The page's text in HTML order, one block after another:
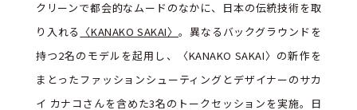
クリーンで都会的なムードのなかに、日本の伝統技術を取
り入れる 〈KANAKO SAKAI〉 。異なるバックグラウンドを
持つ2名のモデルを起用し、〈KANAKO SAKAI〉の新作を
まとったファッションシューティングとデザイナーのサカ
イ カナコさんを含めた3名のトークセッションを実施。日